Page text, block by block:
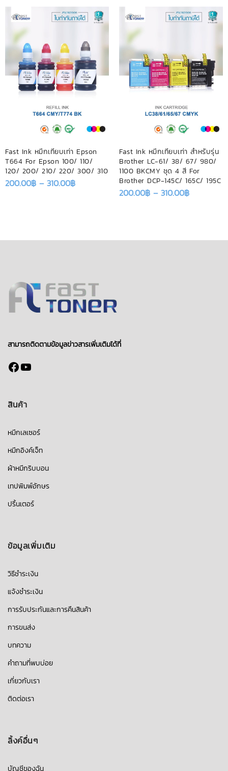
Fast Ink หมึกเทียบเท่า Epson
T664 For Epson 100/ 110/
120/ 200/ 210/ 220/ 300/ 310
200.00฿ – 310.00฿
Fast Ink หมึกเทียบเท่า สำหรับรุ่น
Brother LC-61/ 38/ 67/ 980/
1100 BKCMY ชุด 4 สี For
Brother DCP-145C/ 165C/ 195C
200.00฿ – 310.00฿
สามารถติดตามข้อมูลข่าวสารเพิ่มเติมได้ที่
Facebook
YouTube
สินค้า
หมึกเลเซอร์
หมึกอิงค์เจ็ท
ผ้าหมึกริบบอน
เทปพิมพ์อักษร
ปริ้นเตอร์
ข้อมูลเพิ่มเติม
วิธีชำระเงิน
แจ้งชำระเงิน
การรับประกันและการคืนสินค้า
การขนส่ง
บทความ
คำถามที่พบบ่อย
เกี่ยวกับเรา
ติดต่อเรา
ลิ้งค์อื่นๆ
บัญชีของฉัน